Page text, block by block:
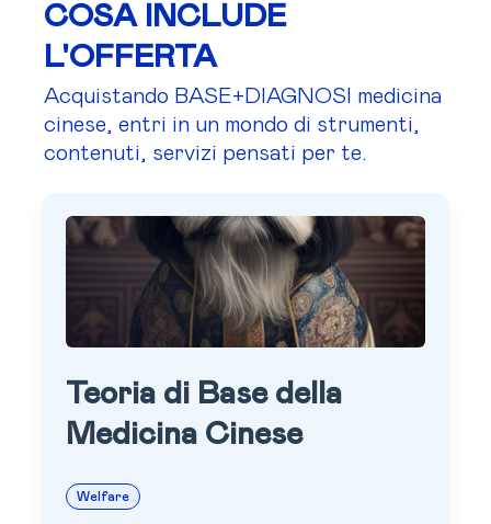
COSA INCLUDE
L'OFFERTA
Acquistando BASE+DIAGNOSI medicina
cinese, entri in un mondo di strumenti,
contenuti, servizi pensati per te.
Teoria di Base della
Medicina Cinese
Welfare